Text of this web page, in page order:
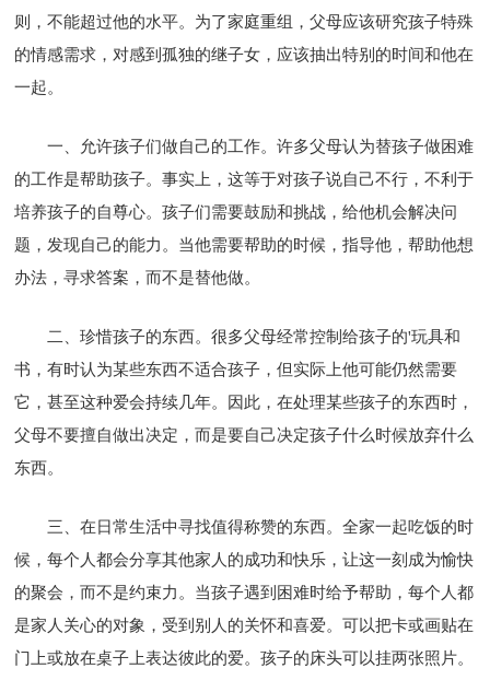
则，不能超过他的水平。为了家庭重组，父母应该研究孩子特殊
的情感需求，对感到孤独的继子女，应该抽出特别的时间和他在
一起。
一、允许孩子们做自己的工作。许多父母认为替孩子做困难
的工作是帮助孩子。事实上，这等于对孩子说自己不行，不利于
培养孩子的自尊心。孩子们需要鼓励和挑战，给他机会解决问
题，发现自己的能力。当他需要帮助的时候，指导他，帮助他想
办法，寻求答案，而不是替他做。
二、珍惜孩子的东西。很多父母经常控制给孩子的'玩具和
书，有时认为某些东西不适合孩子，但实际上他可能仍然需要
它，甚至这种爱会持续几年。因此，在处理某些孩子的东西时，
父母不要擅自做出决定，而是要自己决定孩子什么时候放弃什么
东西。
三、在日常生活中寻找值得称赞的东西。全家一起吃饭的时
候，每个人都会分享其他家人的成功和快乐，让这一刻成为愉快
的聚会，而不是约束力。当孩子遇到困难时给予帮助，每个人都
是家人关心的对象，受到别人的关怀和喜爱。可以把卡或画贴在
门上或放在桌子上表达彼此的爱。孩子的床头可以挂两张照片。